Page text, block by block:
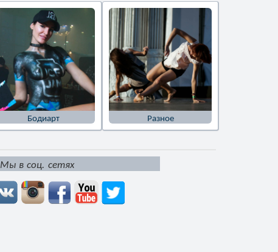
Бодиарт Разное
Мы в соц. сетях